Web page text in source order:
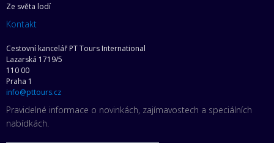
Ze světa lodí
Kontakt
Cestovní kancelář PT Tours International
Lazarská 1719/5
110 00
Praha 1
info@pttours.cz
Pravidelné informace o novinkách, zajímavostech a speciálních
nabídkách.